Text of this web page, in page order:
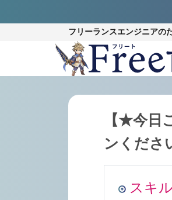
フリーランスエンジニアの
【★今日
ンくださ
スキ